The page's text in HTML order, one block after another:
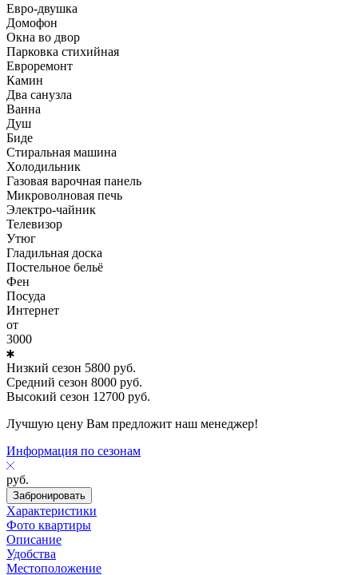
Евро-двушка
Домофон
Окна во двор
Парковка стихийная
Евроремонт
Камин
Два санузла
Ванна
Душ
Биде
Стиральная машина
Холодильник
Газовая варочная панель
Микроволновая печь
Электро-чайник
Телевизор
Утюг
Гладильная доска
Постельное бельё
Фен
Посуда
Интернет
от
3000
Низкий сезон 5800 руб.
Средний сезон 8000 руб.
Высокий сезон 12700 руб.
Лучшую цену Вам предложит наш менеджер!
Информация по сезонам
руб.
Забронировать
Характеристики
Фото квартиры
Описание
Удобства
Местоположение